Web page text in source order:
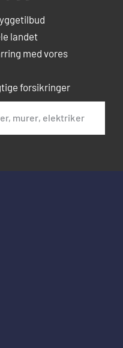
landet
med vores
forsikringer